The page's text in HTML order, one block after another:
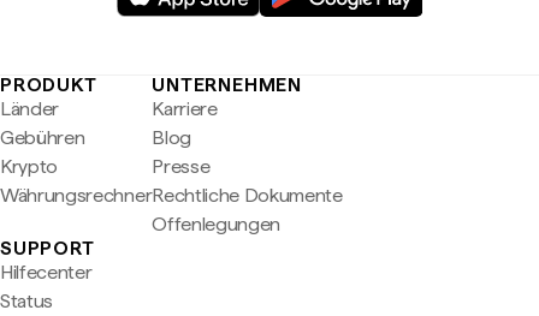
PRODUKT
Länder
Gebühren
Krypto
Währungsrechner
UNTERNEHMEN
Karriere
Blog
Presse
Rechtliche Dokumente
Offenlegungen
SUPPORT
Hilfecenter
Status